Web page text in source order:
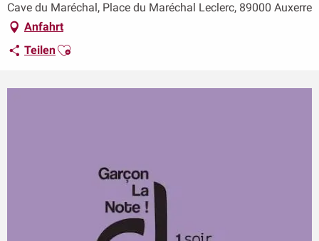
Cave du Maréchal, Place du Maréchal Leclerc, 89000 Auxerre
Anfahrt
TeilenAjouter aux favoris